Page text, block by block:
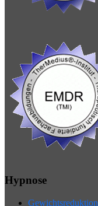
Hypnose
Gewichtsreduktion